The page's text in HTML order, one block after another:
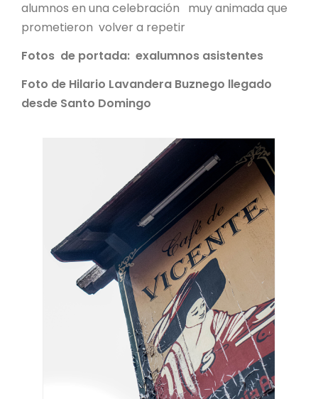
alumnos en una celebración muy animada que
prometieron volver a repetir
Fotos de portada: exalumnos asistentes
Foto de Hilario Lavandera Buznego llegado
desde Santo Domingo